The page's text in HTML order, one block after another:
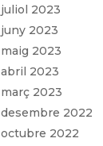
juliol 2023
juny 2023
maig 2023
abril 2023
març 2023
desembre 2022
octubre 2022